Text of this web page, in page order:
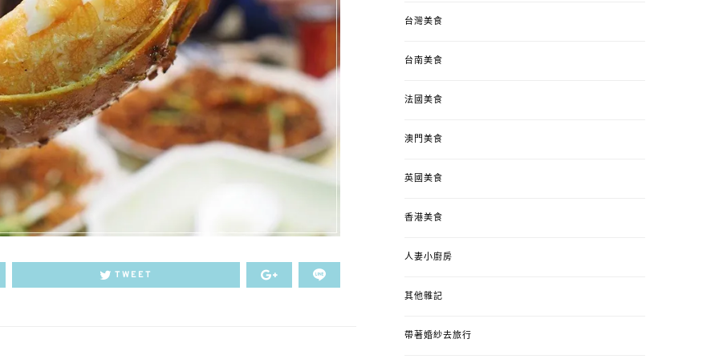
TWEET
台灣美食
台南美食
法國美食
澳門美食
英國美食
香港美食
人妻小廚房
其他雜記
帶著婚紗去旅行